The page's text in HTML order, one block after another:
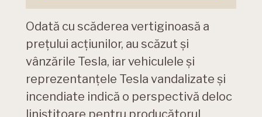
Odată cu scăderea vertiginoasă a
prețului acțiunilor, au scăzut și
vânzările Tesla, iar vehiculele și
reprezentanțele Tesla vandalizate și
incendiate indică o perspectivă deloc
liniștitoare pentru producătorul